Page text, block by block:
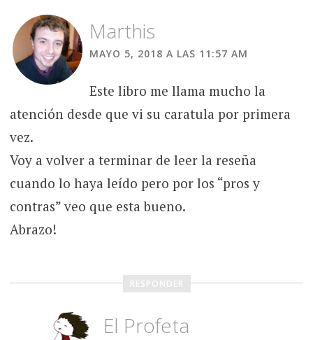
Marthis
MAYO 5, 2018 A LAS 11:57 AM
Este libro me llama mucho la
atención desde que vi su caratula por primera
vez.
Voy a volver a terminar de leer la reseña
cuando lo haya leído pero por los “pros y
contras” veo que esta bueno.
Abrazo!
RESPONDER
El Profeta